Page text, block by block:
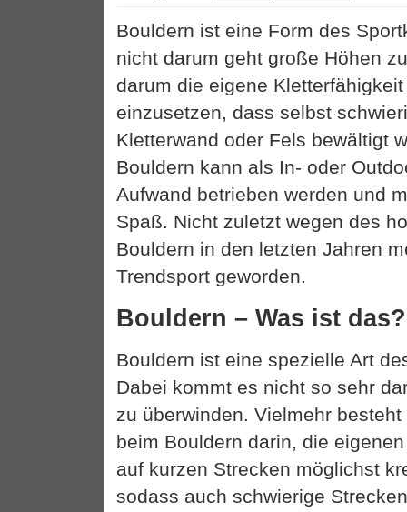
Bouldern ist eine Form des
nicht darum geht große Höhen
darum die eigene
einzusetzen, dass selbst
Kletterwand oder Fels bewältigt
Bouldern kann als In- oder
Aufwand betrieben werden und
Spaß. Nicht zuletzt wegen des
Bouldern in den letzten Jahren
Trendsport geworden.
Bouldern – Was ist das?
Bouldern ist eine spezielle Art
Dabei kommt es nicht so sehr
zu überwinden. Vielmehr
beim Bouldern darin, die
auf kurzen Strecken möglichst
sodass auch schwierige